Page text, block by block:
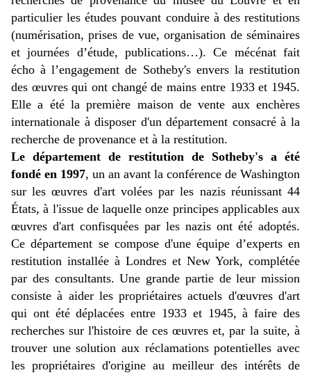
particulier les études pouvant conduire à des restitutions
(numérisation, prises de vue, organisation de séminaires
et journées d’étude, publications…).Ce mécénat fait
écho à l’engagement de Sotheby's envers la restitution
des œuvres qui ont changé de mains entre 1933 et 1945.
Elle a été la première maison de vente aux enchères
internationale à disposer d'un département consacré à la
recherche de provenance et à la restitution.
Le département de restitution de Sotheby's a été
fondé en 1997, un an avant la conférence de Washington
sur les œuvres d'art volées par les nazis réunissant 44
États, à l'issue de laquelle onze principes applicables aux
œuvres d'art confisquées par les nazis ont été adoptés.
Ce département se compose d'une équipe d’experts en
restitution installée à Londres et New York, complétée
par des consultants. Une grande partie de leur mission
consiste à aider les propriétaires actuels d'œuvres d'art
qui ont été déplacées entre 1933 et 1945, à faire des
recherches sur l'histoire de ces œuvres et, par la suite, à
trouver une solution aux réclamations potentielles avec
les propriétaires d'origine au meilleur des intérêts de